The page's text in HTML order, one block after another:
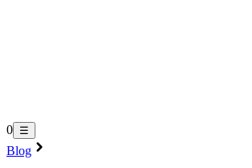
0 ☰
Blog